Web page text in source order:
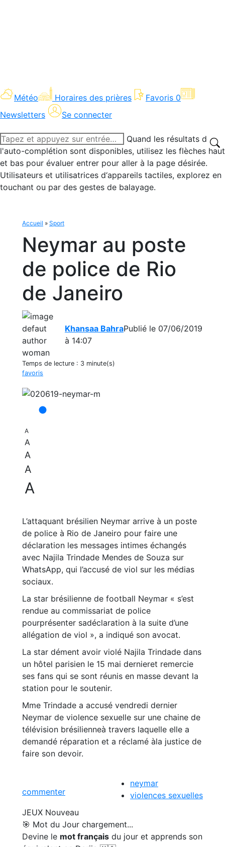
Météo Horaires des prières Favoris 0
Newsletters
Se connecter
Recherche
:
Quand les résultats de
l'auto-complétion sont disponibles, utilisez les flèches haut
et bas pour évaluer entrer pour aller à la page désirée.
Utilisateurs et utilisatrices d‘appareils tactiles, explorez en
touchant ou par des gestes de balayage.
Accueil » Sport
Neymar au poste
de police de Rio
de Janeiro
Khansaa BahraPublié le 07/06/2019
à 14:07
Temps de lecture : 3 minute(s)
favoris
A
A
A
A
A
L’attaquant brésilien Neymar arrive à un poste
de police à Rio de Janeiro pour faire une
déclaration les messages intimes échangés
avec Najila Trindade Mendes de Souza sur
WhatsApp, qui l’accusé de viol sur les médias
sociaux.
La star brésilienne de football Neymar « s’est
rendue au commissariat de police
pourprésenter sadéclaration à la suite d’une
allégation de viol », a indiqué son avocat.
La star dément avoir violé Najila Trindade dans
un hôtel parisien le 15 mai dernieret remercie
ses fans qui se sont réunis en masse devant la
station pour le soutenir.
Mme Trindade a accusé vendredi dernier
Neymar de violence sexuelle sur une chaine de
télévision brésilienneà travers laquelle elle a
demandé réparation et a réclamé àla justice de
faire son devoir.
commenter
neymar
violences sexuelles
JEUX Nouveau
🎯 Mot du Jour chargement...
Devine le mot français du jour et apprends son